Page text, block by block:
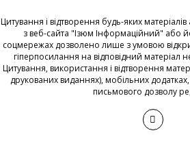
Цитування і відтворення будь-яких матеріалів
з веб-сайта "Ізюм Інформаційний" або
соцмережах дозволено лише з умовою
гіперпосилання на відповідний
Цитування, використання і відтворення
друкованих виданнях), мобільних
письмового дозволу